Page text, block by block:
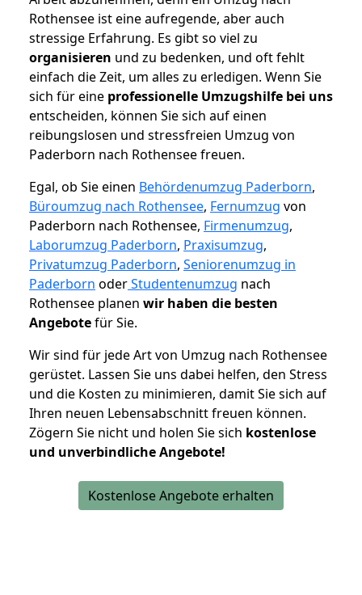
Rothensee ist eine aufregende, aber auch
stressige Erfahrung. Es gibt so viel zu
organisieren und zu bedenken, und oft fehlt
einfach die Zeit, um alles zu erledigen. Wenn Sie
sich für eine professionelle Umzugshilfe bei uns
entscheiden, können Sie sich auf einen
reibungslosen und stressfreien Umzug von
Paderborn nach Rothensee freuen.
Egal, ob Sie einen Behördenumzug Paderborn,
Büroumzug nach Rothensee, Fernumzug von
Paderborn nach Rothensee, Firmenumzug,
Laborumzug Paderborn, Praxisumzug,
Privatumzug Paderborn, Seniorenumzug in
Paderborn oderStudentenumzug nach
Rothensee planen wir haben die besten
Angebotefür Sie.
Wir sind für jede Art von Umzug nach Rothensee
gerüstet. Lassen Sie uns dabei helfen, den Stress
und die Kosten zu minimieren, damit Sie sich auf
Ihren neuen Lebensabschnitt freuen können.
Zögern Sie nicht und holen Sie sich kostenlose
und unverbindliche Angebote!
Kostenlose Angebote erhalten